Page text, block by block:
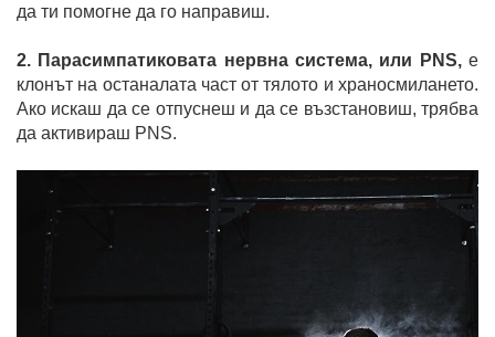
да ти помогне да го направиш.
2. Парасимпатиковата нервна система, или PNS,е
клонът на останалата част от тялото и храносмилането.
Ако искаш да се отпуснеш и да се възстановиш, трябва
да активираш PNS.